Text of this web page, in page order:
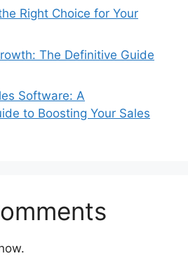
Right Choice for Your
The Definitive Guide
Software: A
to Boosting Your Sales